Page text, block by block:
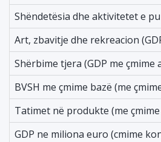
Shëndetësia dhe aktivitetet e
Art, zbavitje dhe rekreacion
Shërbime tjera (GDP me
BVSH me çmime bazë (me
Tatimet në produkte (me
GDP ne miliona euro (cmime